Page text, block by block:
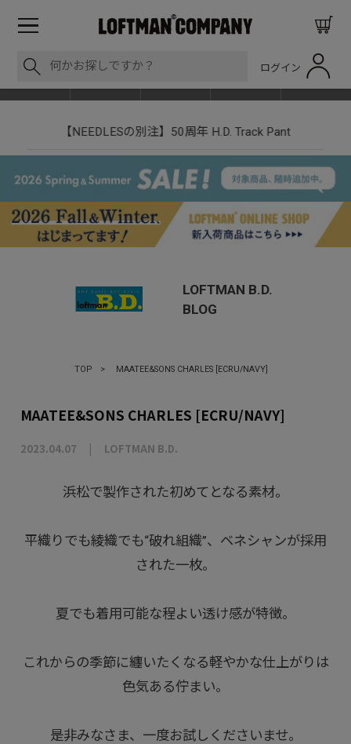
ログイン
【NEEDLESの別注】50周年 H.D. Track Pant
LOFTMAN B.D.
BLOG
TOP > MAATEE&SONS CHARLES [ECRU/NAVY]
MAATEE&SONS CHARLES [ECRU/NAVY]
2023.04.07 LOFTMAN B.D.
浜松で製作された初めてとなる素材。
平織りでも綾織でも“破れ組織”、ベネシャンが採用
された一枚。
夏でも着用可能な程よい透け感が特徴。
これからの季節に纏いたくなる軽やかな仕上がりは
色気ある佇まい。
是非みなさま、一度お試しくださいませ。